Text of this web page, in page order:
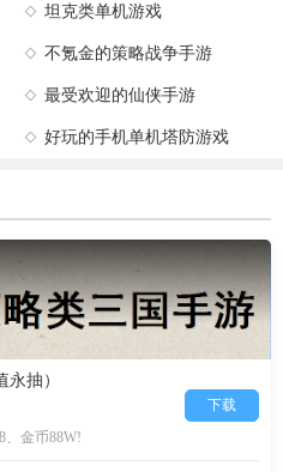
坦克类单机游戏
不氪金的策略战争手游
最受欢迎的仙侠手游
好玩的手机单机塔防游戏
抽）
、金币88W!
下载